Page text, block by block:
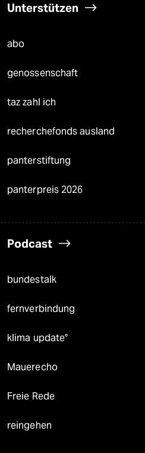
Unterstützen
abo
genossenschaft
taz zahl ich
recherchefonds ausland
panterstiftung
panterpreis 2026
Podcast
bundestalk
fernverbindung
klima update°
Mauerecho
Freie Rede
reingehen